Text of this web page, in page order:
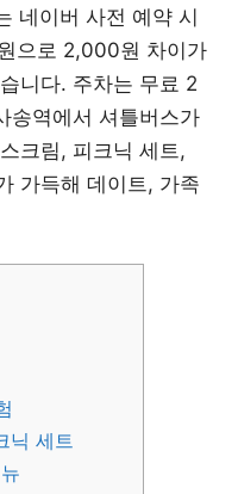
네이버 사전 예약 시
으로 2,000원 차이가
니다. 주차는 무료 2
송역에서 셔틀버스가
크림, 피크닉 세트,
가득해 데이트, 가족
닉 세트